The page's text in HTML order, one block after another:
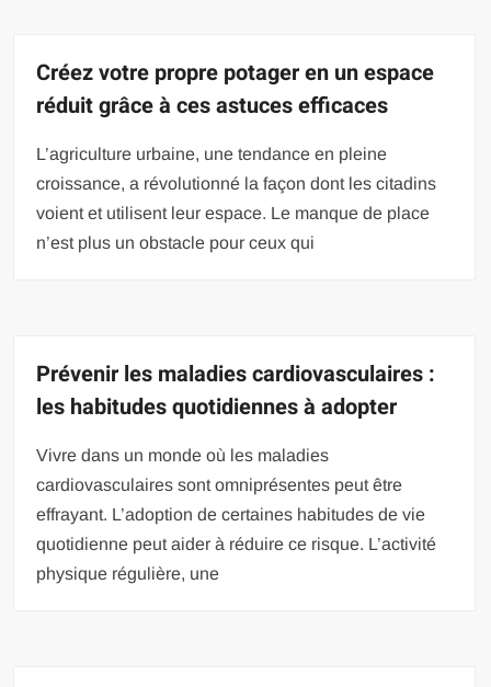
Créez votre propre potager en un espace
réduit grâce à ces astuces efficaces
L’agriculture urbaine, une tendance en pleine
croissance, a révolutionné la façon dont les citadins
voient et utilisent leur espace. Le manque de place
n’est plus un obstacle pour ceux qui
Prévenir les maladies cardiovasculaires :
les habitudes quotidiennes à adopter
Vivre dans un monde où les maladies
cardiovasculaires sont omniprésentes peut être
effrayant. L’adoption de certaines habitudes de vie
quotidienne peut aider à réduire ce risque. L’activité
physique régulière, une